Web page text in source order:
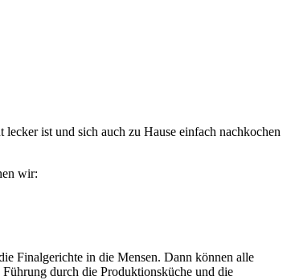
ist und sich auch zu Hause einfach nachkochen
wir:
Finalgerichte in die Mensen. Dann können alle
Führung durch die Produktionsküche und die